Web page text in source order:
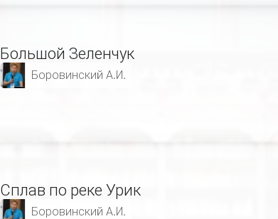
Большой Зеленчук
Боровинский А.И.
Сплав по реке Урик
Боровинский А.И.